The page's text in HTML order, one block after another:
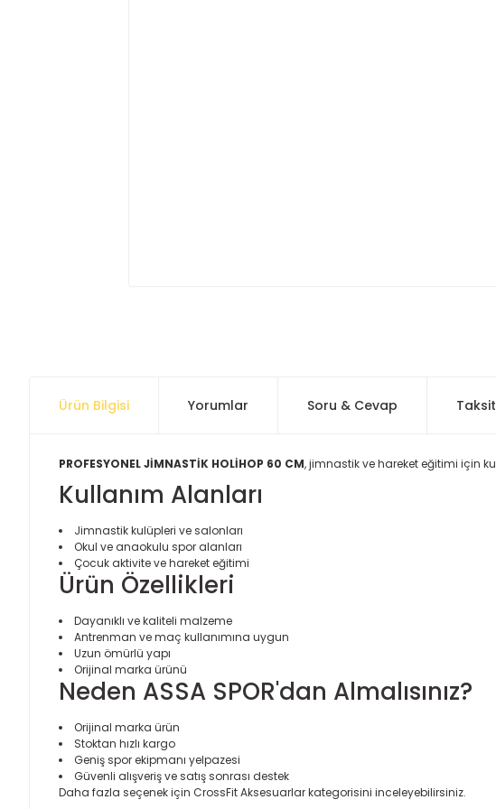
Ürün Bilgisi Yorumlar Soru & Cevap
PROFESYONEL JİMNASTİK HOLİHOP 60 CM, jimnastik ve hareket eğitimi için
Kullanım Alanları
Jimnastik kulüpleri ve salonları
Okul ve anaokulu spor alanları
Çocuk aktivite ve hareket eğitimi
Ürün Özellikleri
Dayanıklı ve kaliteli malzeme
Antrenman ve maç kullanımına uygun
Uzun ömürlü yapı
Orijinal marka ürünü
Neden ASSA SPOR'dan Almalısınız?
Orijinal marka ürün
Stoktan hızlı kargo
Geniş spor ekipmanı yelpazesi
Güvenli alışveriş ve satış sonrası destek
Daha fazla seçenek için CrossFit Aksesuarlarkategorisini inceleyebilirsiniz.